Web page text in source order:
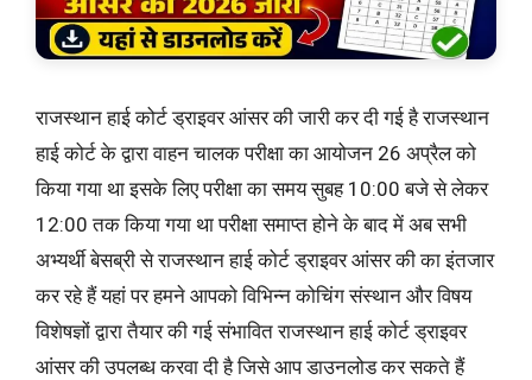
राजस्थान हाई कोर्ट ड्राइवर आंसर की जारी कर दी गई है राजस्थान
हाई कोर्ट के द्वारा वाहन चालक परीक्षा का आयोजन 26 अप्रैल को
किया गया था इसके लिए परीक्षा का समय सुबह 10:00 बजे से लेकर
12:00 तक किया गया था परीक्षा समाप्त होने के बाद में अब सभी
अभ्यर्थी बेसब्री से राजस्थान हाई कोर्ट ड्राइवर आंसर की का इंतजार
कर रहे हैं यहां पर हमने आपको विभिन्न कोचिंग संस्थान और विषय
विशेषज्ञों द्वारा तैयार की गई संभावित राजस्थान हाई कोर्ट ड्राइवर
आंसर की उपलब्ध करवा दी है जिसे आप डाउनलोड कर सकते हैं